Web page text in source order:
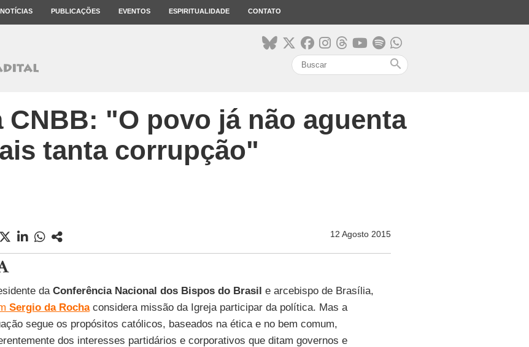
NOTÍCIAS PUBLICAÇÕES EVENTOS ESPIRITUALIDADE CONTATO
search
CNBB: "O povo já não aguenta
tanta corrupção"
12 Agosto 2015
da Conferência Nacional dos Bispos do Brasil e arcebispo de Brasília,
Sergio da Rochaconsidera missão da Igreja participar da política. Mas a
segue os propósitos católicos, baseados na ética e no bem comum,
dos interesses partidários e corporativos que ditam governos e